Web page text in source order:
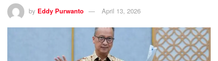
by Eddy Purwanto April 13, 2026